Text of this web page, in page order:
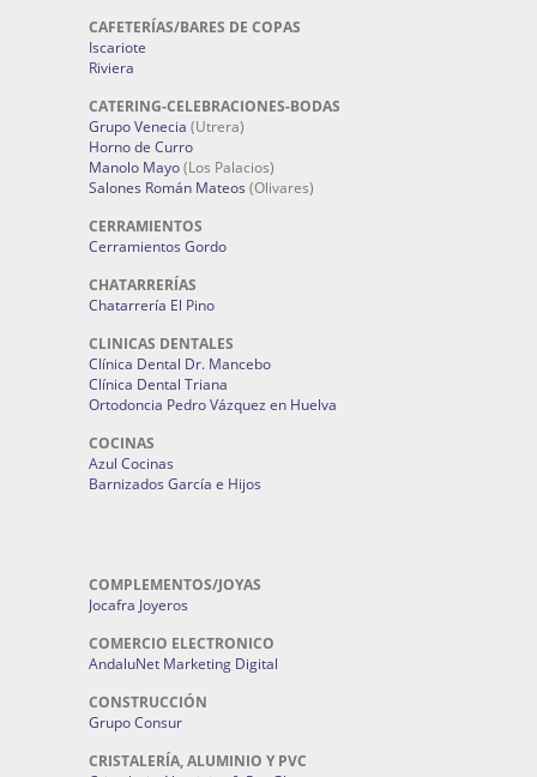
CAFETERÍAS/BARES DE COPAS
Iscariote
Riviera
CATERING-CELEBRACIONES-BODAS
Grupo Venecia (Utrera)
Horno de Curro
Manolo Mayo(Los Palacios)
Salones Román Mateos (Olivares)
CERRAMIENTOS
Cerramientos Gordo
CHATARRERÍAS
Chatarrería El Pino
CLINICAS DENTALES
Clínica Dental Dr. Mancebo
Clínica Dental Triana
Ortodoncia Pedro Vázquez en Huelva
COCINAS
Azul Cocinas
Barnizados García e Hijos
COMPLEMENTOS/JOYAS
Jocafra Joyeros
COMERCIO ELECTRONICO
AndaluNet Marketing Digital
CONSTRUCCIÓN
Grupo Consur
CRISTALERÍA, ALUMINIO Y PVC